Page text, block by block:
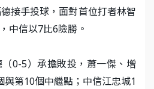
接手投球，面對首位打者林智
中信以7比6險勝。
0-5）承擔敗投，蕭一傑、增
與第10個中繼點；中信江忠城1